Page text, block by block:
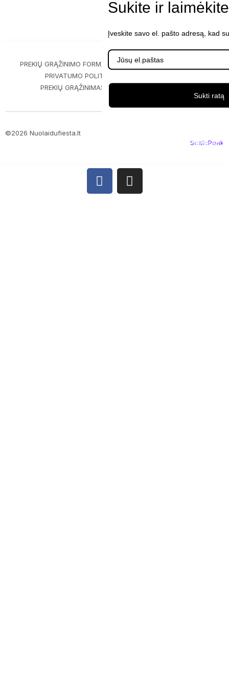
PREKIŲ GRĄŽINIMO FORMA
PIRKIMO-PARDAVIMO TAISYKLĖS
PRIVATUMO POLITIKA
PREKIŲ GRĄŽINIMAS IR GARANTIJA
©2026 Nuolaidufiesta.lt
ScalePeak
Sukite ir
Įveskite savo el. pašto adresą, kad
Sukti ratą